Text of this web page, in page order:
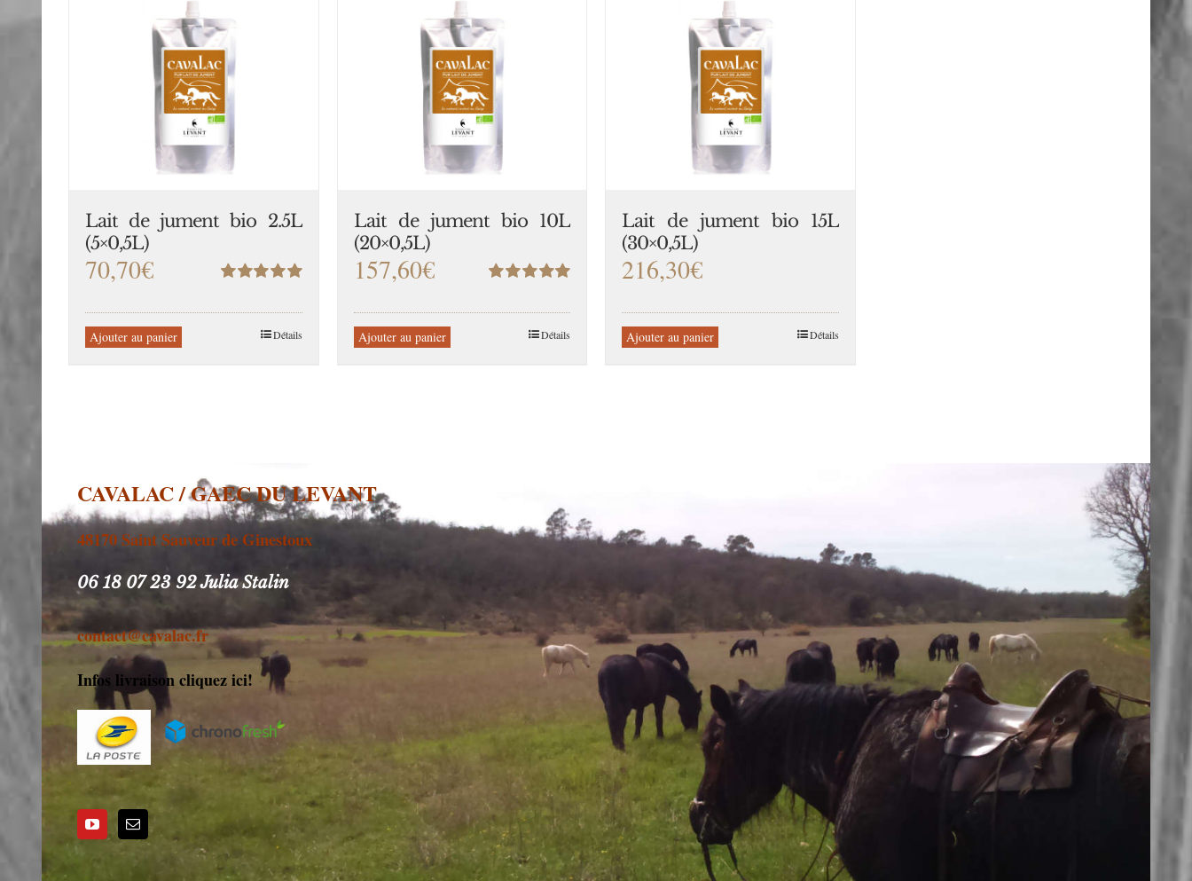
Lait de jument bio 2.5L
(5×0,5L)
5
70,70€
Ajouter au panier Détails
Lait de jument bio 10L
(20×0,5L)
5
157,60€
Ajouter au panier Détails
Lait de jument bio 15L
(30×0,5L)
216,30€
Ajouter au panier Détails
CAVALAC / GAEC DU LEVANT
48170 Saint Sauveur de Ginestoux
06 18 07 23 92 Julia Stalin
contact@cavalac.fr
Infos livraison cliquez ici!